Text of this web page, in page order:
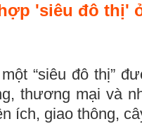
'siêu đô thị'
“siêu đô thị”
thương mại và
ích, giao thông,